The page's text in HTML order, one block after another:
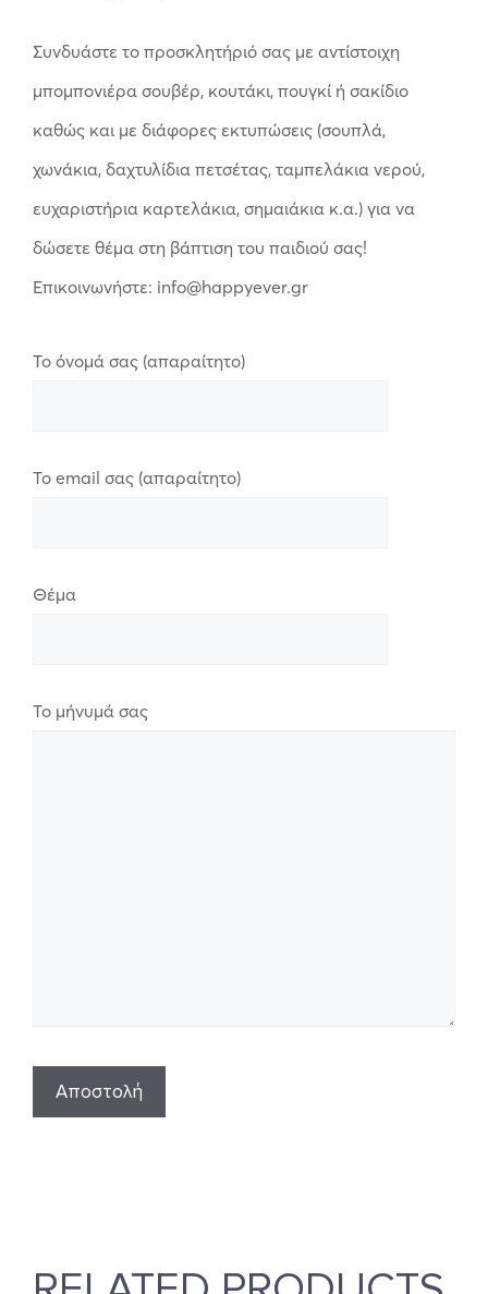
Συνδυάστε το προσκλητήριό σας με αντίστοιχη
μπομπονιέρα σουβέρ, κουτάκι, πουγκί ή σακίδιο
καθώς και με διάφορες εκτυπώσεις (σουπλά,
χωνάκια, δαχτυλίδια πετσέτας, ταμπελάκια νερού,
ευχαριστήρια καρτελάκια, σημαιάκια κ.α.) για να
δώσετε θέμα στη βάπτιση του παιδιού σας!
Επικοινωνήστε: info@happyever.gr
Το όνομά σας (απαραίτητο)
Το email σας (απαραίτητο)
Θέμα
Το μήνυμά σας